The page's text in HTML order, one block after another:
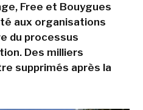
Free et Bouygues
aux organisations
du processus
Des milliers
supprimés après la